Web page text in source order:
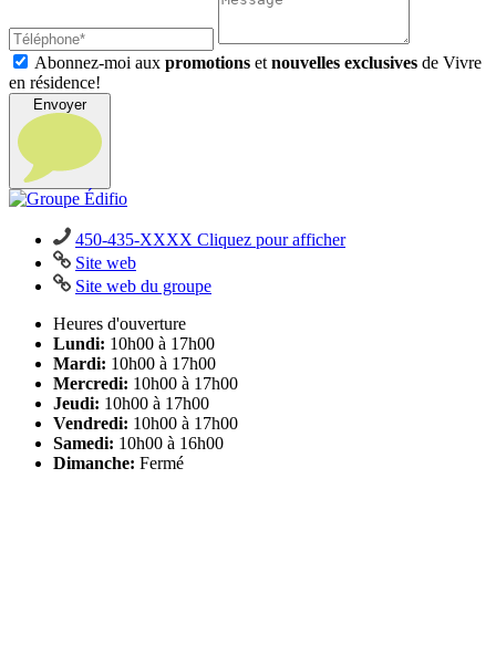
Abonnez-moi aux promotions et nouvelles exclusives de Vivre
en résidence!
Envoyer
450-435-XXXX Cliquez pour afficher
Site web
Site web du groupe
Heures d'ouverture
Lundi: 10h00 à 17h00
Mardi: 10h00 à 17h00
Mercredi: 10h00 à 17h00
Jeudi: 10h00 à 17h00
Vendredi: 10h00 à 17h00
Samedi: 10h00 à 16h00
Dimanche: Fermé